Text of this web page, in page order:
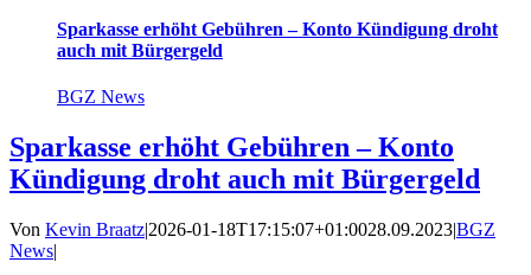
Sparkasse erhöht Gebühren – Konto Kündigung droht
auch mit Bürgergeld
BGZ News
Sparkasse erhöht Gebühren – Konto
Kündigung droht auch mit Bürgergeld
Von Kevin Braatz|2026-01-18T17:15:07+01:0028.09.2023|BGZ
News|